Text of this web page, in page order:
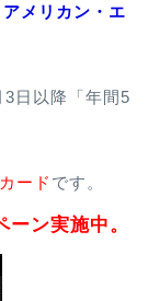
メリカン・エ
日以降「年間5
ード です。
ン実施中。